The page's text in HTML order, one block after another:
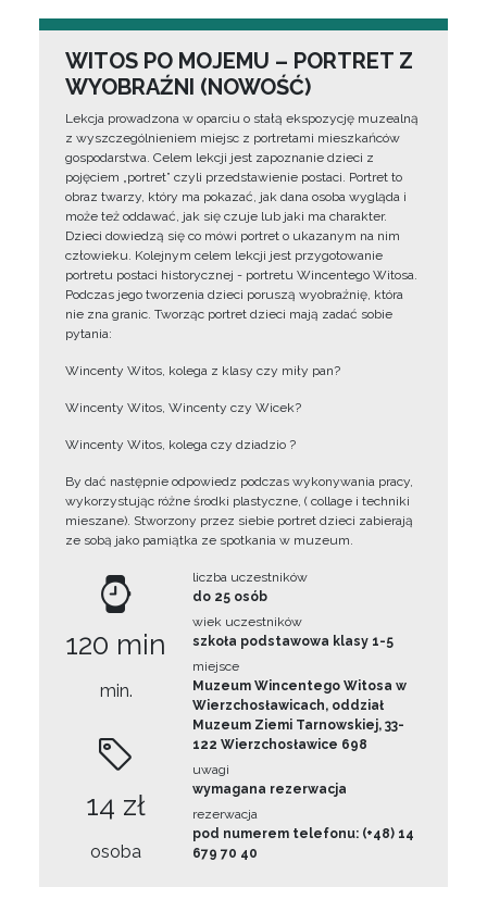
WITOS PO MOJEMU – PORTRET Z
WYOBRAŹNI (NOWOŚĆ)
Lekcja prowadzona w oparciu o stałą ekspozycję muzealną
z wyszczególnieniem miejsc z portretami mieszkańców
gospodarstwa. Celem lekcji jest zapoznanie dzieci z
pojęciem „portret” czyli przedstawienie postaci. Portret to
obraz twarzy, który ma pokazać, jak dana osoba wygląda i
może też oddawać, jak się czuje lub jaki ma charakter.
Dzieci dowiedzą się co mówi portret o ukazanym na nim
człowieku. Kolejnym celem lekcji jest przygotowanie
portretu postaci historycznej - portretu Wincentego Witosa.
Podczas jego tworzenia dzieci poruszą wyobraźnię, która
nie zna granic. Tworząc portret dzieci mają zadać sobie
pytania:
Wincenty Witos, kolega z klasy czy miły pan?
Wincenty Witos, Wincenty czy Wicek?
Wincenty Witos, kolega czy dziadzio ?
By dać następnie odpowiedz podczas wykonywania pracy,
wykorzystując różne środki plastyczne, ( collage i techniki
mieszane). Stworzony przez siebie portret dzieci zabierają
ze sobą jako pamiątka ze spotkania w muzeum.
120 min
min.
14 zł
osoba
liczba uczestników
do 25 osób
wiek uczestników
szkoła podstawowa klasy 1-5
miejsce
Muzeum Wincentego Witosa w
Wierzchosławicach, oddział
Muzeum Ziemi Tarnowskiej, 33-
122 Wierzchosławice 698
uwagi
wymagana rezerwacja
rezerwacja
pod numerem telefonu: (+48) 14
679 70 40